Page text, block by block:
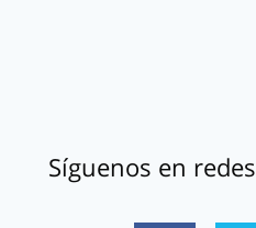
Síguenos en redes